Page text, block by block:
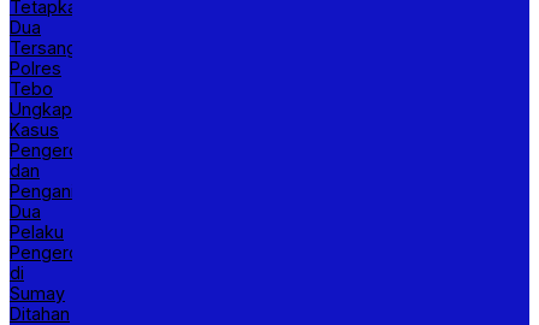
Tetapkan
Dua
Tersangka
Polres
Tebo
Ungkap
Kasus
Pengeroyokan
dan
Penganiayaan,
Dua
Pelaku
Pengeroyokan
di
Sumay
Ditahan